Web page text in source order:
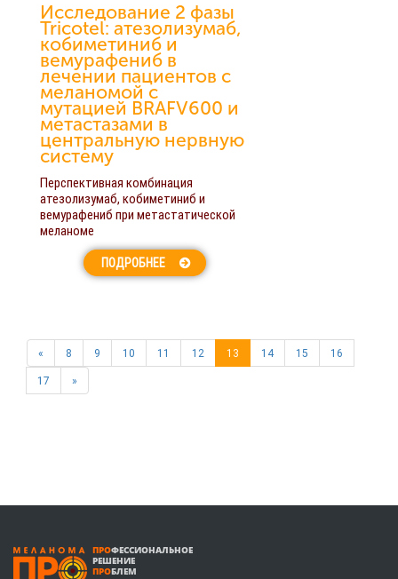
Исследование 2 фазы
Tricotel: атезолизумаб,
кобиметиниб и
вемурафениб в
лечении пациентов с
меланомой с
мутацией BRAFV600 и
метастазами в
центральную нервную
систему
Перспективная комбинация
атезолизумаб, кобиметиниб и
вемурафениб при метастатической
меланоме
ПОДРОБНЕЕ
« 8 9 10 11 12 13 14 15 16
17 »
ПРОФЕССИОНАЛЬНОЕ
РЕШЕНИЕ
ПРОБЛЕМ